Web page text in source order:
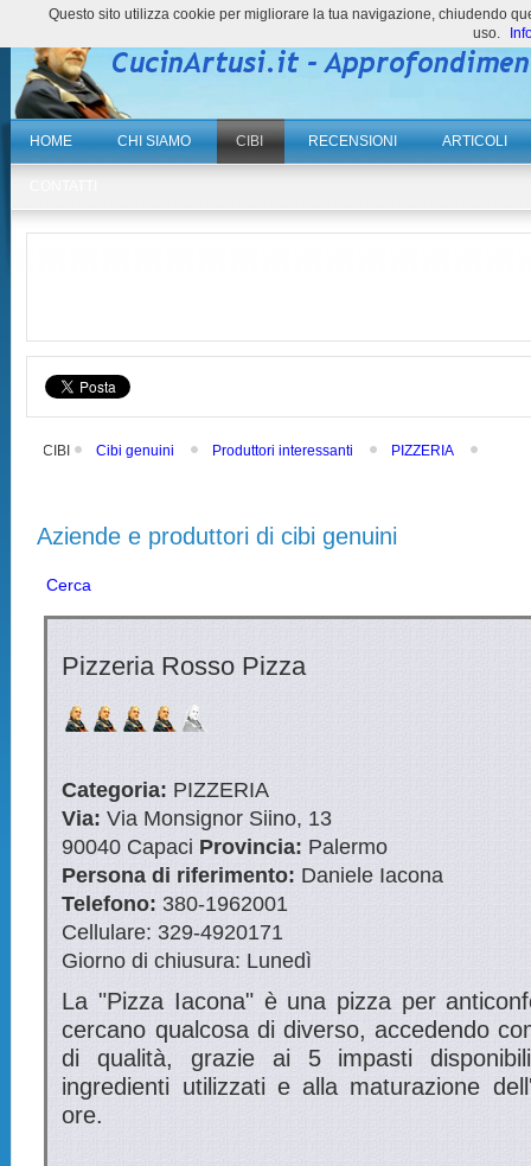
HOME CHI SIAMO CIBI RECENSIONI ARTICOLI
CIBI Cibi genuini Produttori interessanti PIZZERIA
Aziende e produttori di cibi genuini
Cerca
Pizzeria Rosso Pizza
Categoria: PIZZERIA
Via: Via Monsignor Siino, 13
90040 Capaci Provincia: Palermo
Persona di riferimento: Daniele Iacona
Telefono: 380-1962001
Cellulare: 329-4920171
Giorno di chiusura: Lunedì
La "Pizza Iacona" è una pizza per
cercano qualcosa di diverso, accedendo
di qualità, grazie ai 5 impasti
ingredienti utilizzati e alla maturazione
ore.
Questo sito utilizza cookie per migliorare la tua navigazione, chiudendo
uso.